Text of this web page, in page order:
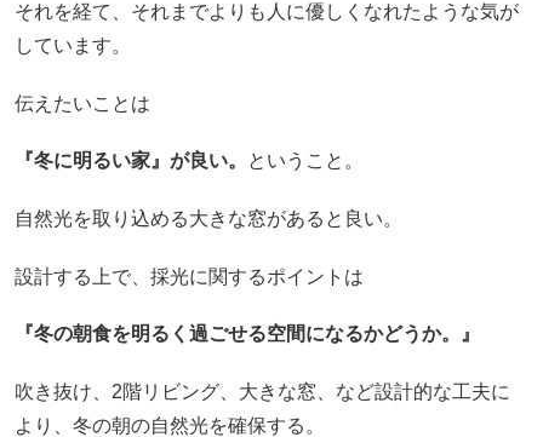
それを経て、それまでよりも人に優しくなれたような気が
しています。
伝えたいことは
『冬に明るい家』が良い。 ということ。
自然光を取り込める大きな窓があると良い。
設計する上で、採光に関するポイントは
『冬の朝食を明るく過ごせる空間になるかどうか。』
吹き抜け、2階リビング、大きな窓、など設計的な工夫に
より、冬の朝の自然光を確保する。